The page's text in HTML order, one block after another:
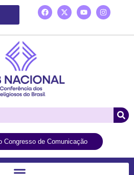
Congresso de Comunicação